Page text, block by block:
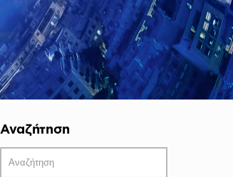
Αναζήτηση